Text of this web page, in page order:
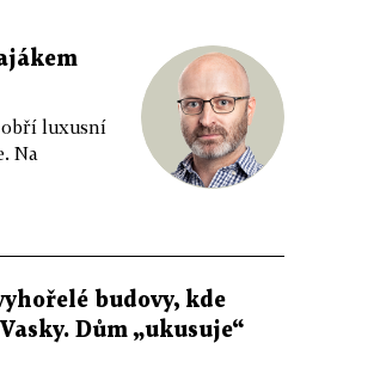
obří luxusní
Na
budovy, kde
Dům „ukusuje“